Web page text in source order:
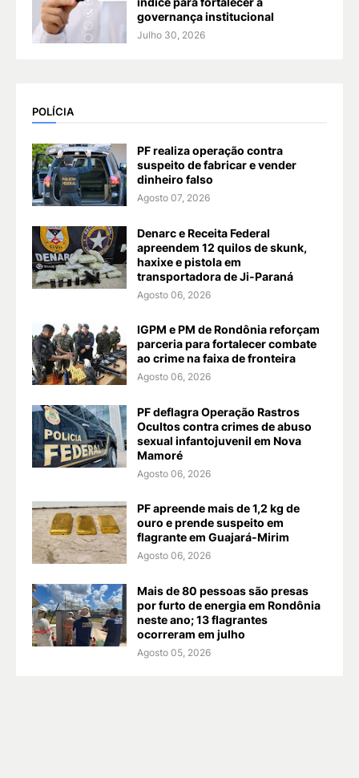
governança institucional
Julho 30, 2026
POLÍCIA
PF realiza operação contra
suspeito de fabricar e vender
dinheiro falso
Agosto 07, 2026
Denarc e Receita Federal
apreendem 12 quilos de skunk,
haxixe e pistola em
transportadora de Ji-Paraná
Agosto 06, 2026
IGPM e PM de Rondônia reforçam
parceria para fortalecer combate
ao crime na faixa de fronteira
Agosto 06, 2026
PF deflagra Operação Rastros
Ocultos contra crimes de abuso
sexual infantojuvenil em Nova
Mamoré
Agosto 06, 2026
PF apreende mais de 1,2 kg de
ouro e prende suspeito em
flagrante em Guajará-Mirim
Agosto 06, 2026
Mais de 80 pessoas são presas
por furto de energia em Rondônia
neste ano; 13 flagrantes
ocorreram em julho
Agosto 05, 2026